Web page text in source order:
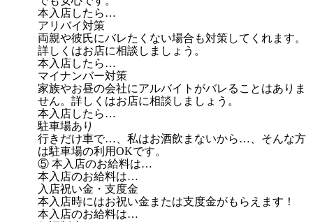
本入店したら…
アリバイ対策
両親や彼氏にバレたくない場合も対策してくれます。
詳しくはお店に相談しましょう。
本入店したら…
マイナンバー対策
家族やお昼の会社にアルバイトがバレることはありま
せん。詳しくはお店に相談しましょう。
本入店したら…
駐車場あり
行きだけ車で…、私はお酒飲まないから…、そんな方
は駐車場の利用OKです。
⑤ 本入店のお給料は…
本入店のお給料は…
入店祝い金・支度金
本入店時にはお祝い金または支度金がもらえます！
本入店のお給料は…